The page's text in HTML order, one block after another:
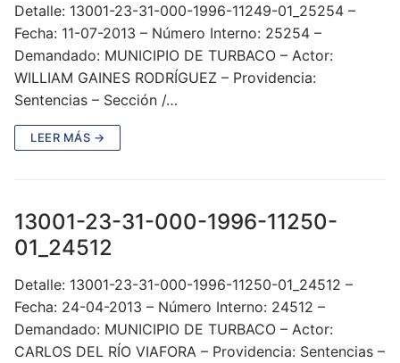
Detalle: 13001-23-31-000-1996-11249-01_25254 –
Fecha: 11-07-2013 – Número Interno: 25254 –
Demandado: MUNICIPIO DE TURBACO – Actor:
WILLIAM GAINES RODRÍGUEZ – Providencia:
Sentencias – Sección /…
LEER MÁS →
13001-23-31-000-1996-11250-
01_24512
Detalle: 13001-23-31-000-1996-11250-01_24512 –
Fecha: 24-04-2013 – Número Interno: 24512 –
Demandado: MUNICIPIO DE TURBACO – Actor:
CARLOS DEL RÍO VIAFORA – Providencia: Sentencias –